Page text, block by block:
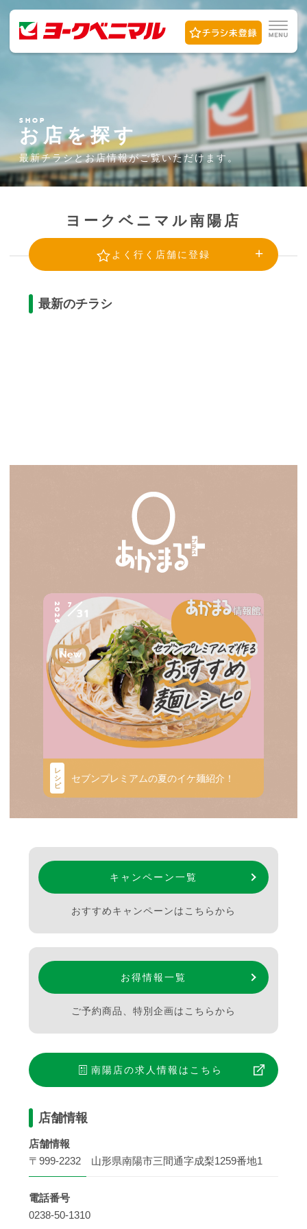
SHOP
お店を探す
最新チラシとお店情報がご覧いただけます。
ヨークベニマル南陽店
よく行く店舗に登録
最新のチラシ
キャンペーン一覧
おすすめキャンペーンはこちらから
お得情報一覧
ご予約商品、特別企画はこちらから
南陽店の求人情報はこちら
2026 7
31
レ
シ
ピ
セブンプレミアムの夏のイケ麺紹介！
店舗情報
店舗情報
〒999-2232 山形県南陽市三間通字成梨1259番地1
電話番号
0238-50-1310